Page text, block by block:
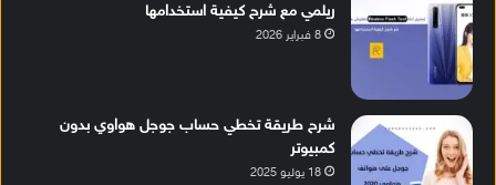
ريلمي مع شرح كيفية استخدامها
8 فبراير 2026
شرح طريقة تخطي حساب جوجل هواوي بدون
كمبيوتر
18 يوليو 2025